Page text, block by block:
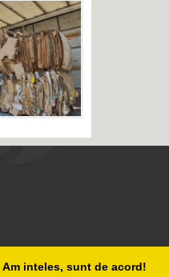
Am inteles, sunt de acord!
b